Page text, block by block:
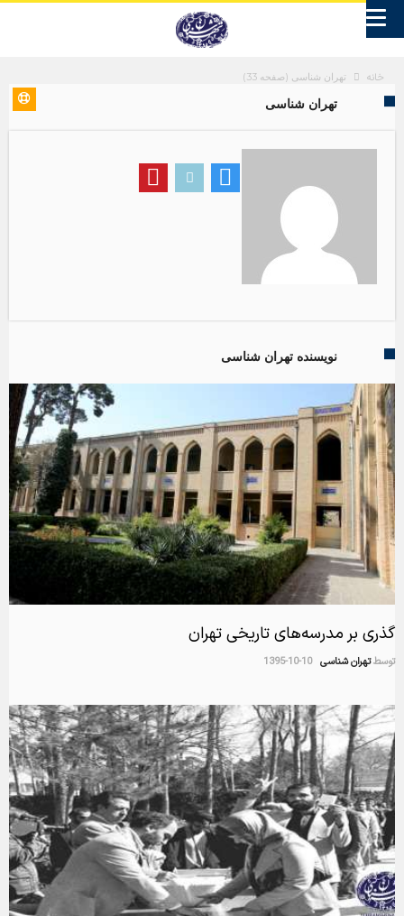
خانه تهران شناسی (صفحه 33)
تهران شناسی
نویسنده تهران شناسی
گذری بر مدرسه‌های تاریخی تهران
توسطتهران شناسی 1395-10-10